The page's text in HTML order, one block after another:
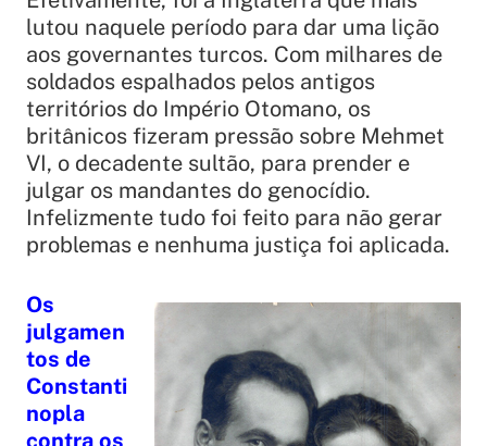
lutou naquele período para dar uma lição
aos governantes turcos. Com milhares de
soldados espalhados pelos antigos
territórios do Império Otomano, os
britânicos fizeram pressão sobre Mehmet
VI, o decadente sultão, para prender e
julgar os mandantes do genocídio.
Infelizmente tudo foi feito para não gerar
problemas e nenhuma justiça foi aplicada.
Os
julgamen
tos de
Constanti
nopla